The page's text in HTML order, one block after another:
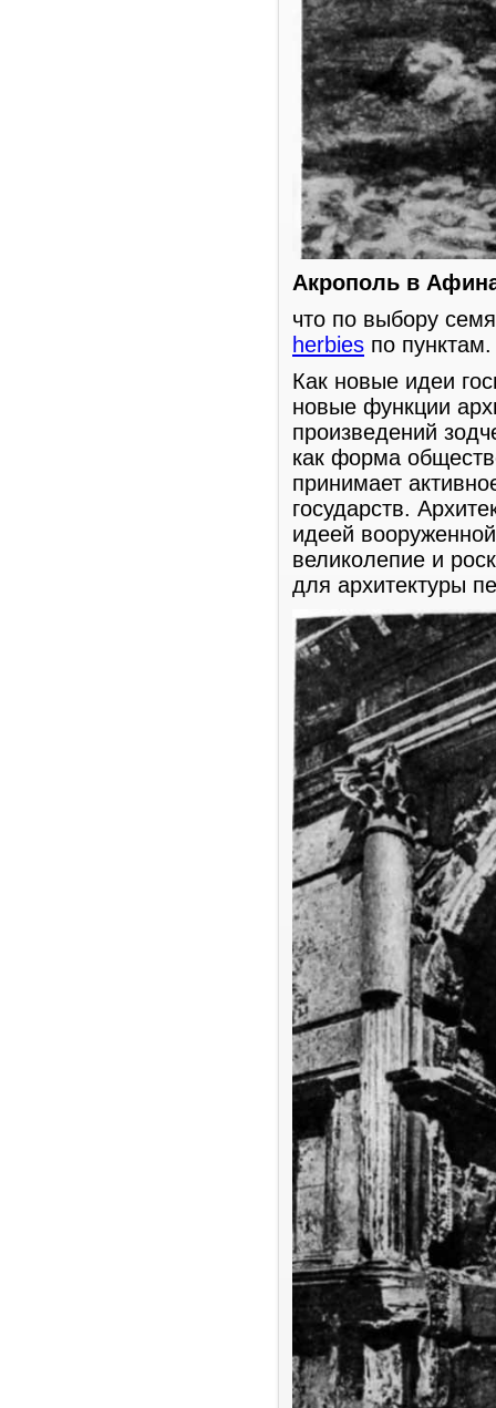
Акрополь в
что по выбору
herbies по пунктам.
Как новые идеи
новые функции
произведений
как форма
принимает
государств.
идеей
великолепие и
для архитектуры